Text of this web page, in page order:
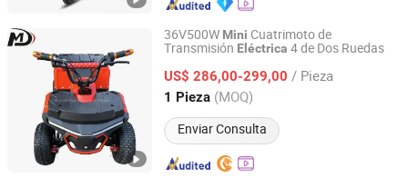
36V500W Mini Cuatrimoto de
Transmisión Eléctrica 4 de Dos Ruedas
US$ 286,00-299,00 / Pieza
1 Pieza (MOQ)
Enviar Consulta
YONGKANG MODOU VEHICLE CO,.LTD
Zhejiang, China Desde 2025